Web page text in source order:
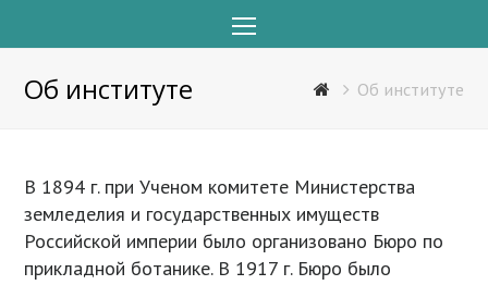
Об институте Об институте
В 1894 г. при Ученом комитете Министерства
земледелия и государственных имуществ
Российской империи было организовано Бюро по
прикладной ботанике. В 1917 г. Бюро было